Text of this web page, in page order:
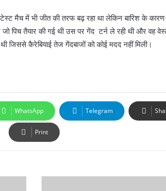
मैच में भी जीत की तरफ बढ़ रहा था लेकिन बारिश के
पिच तैयार की गई थी उस पर गेंद टर्न ले रही थी और वह
कैरेबियाई तेज गेंदबाजों को कोई मदद नहीं मिली।
WhatsApp Telegram
Print